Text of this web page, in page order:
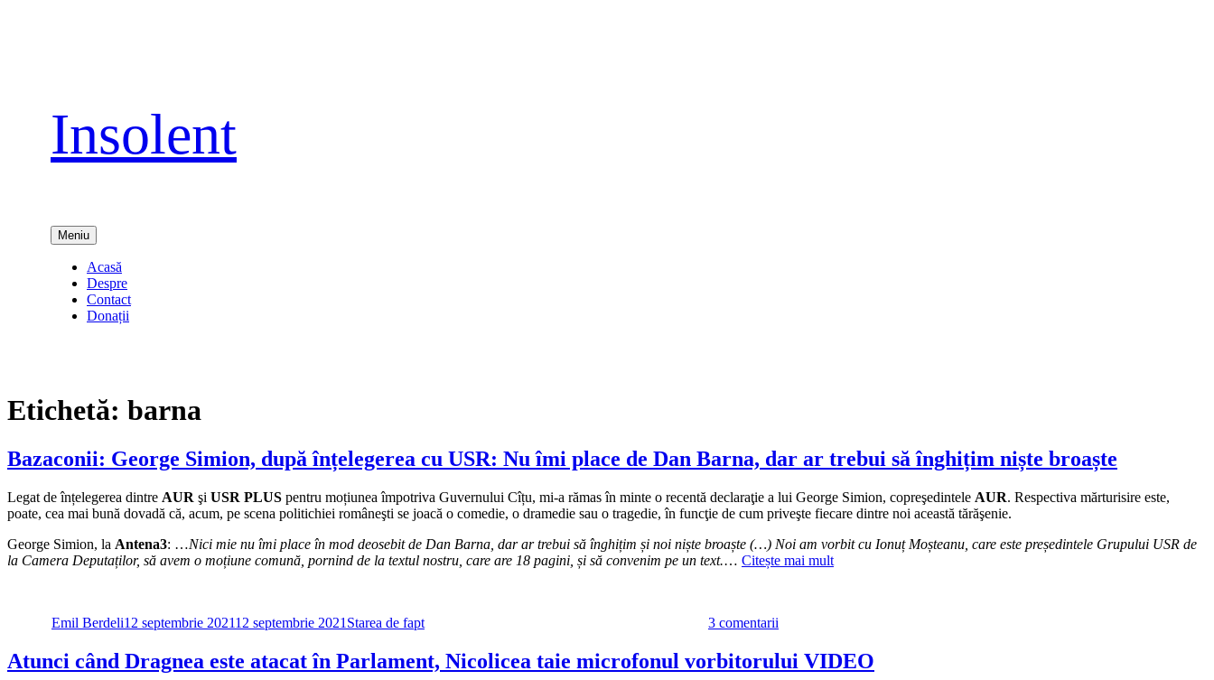
Insolent
Meniu
Acasă
Despre
Contact
Donații
Etichetă: barna
Bazaconii: George Simion, după înțelegerea cu USR: Nu îmi place de Dan Barna, dar ar trebui să înghițim niște broaște
Legat de înțelegerea dintre AUR şi USR PLUS pentru moțiunea împotriva Guvernului Cîțu, mi-a rămas în minte o recentă declaraţie a lui George Simion, copreşedintele AUR. Respectiva mărturisire este,
poate, cea mai bună dovadă că, acum, pe scena politichiei româneşti se joacă o comedie, o dramedie sau o tragedie, în funcţie de cum priveşte fiecare dintre noi această tărăşenie.
George Simion, la Antena3: …Nici mie nu îmi place în mod deosebit de Dan Barna, dar ar trebui să înghițim și noi niște broaște (…) Noi am vorbit cu Ionuț Moșteanu, care este președintele Grupului USR de
la Camera Deputaților, să avem o moțiune comună, pornind de la textul nostru, care are 18 pagini, și să convenim pe un text.… Citește mai mult
Emil Berdeli12 septembrie 202112 septembrie 2021 Starea de fapt 3 comentarii
după
înțelegerea
Atunci când Dragnea este atacat în Parlament, Nicolicea taie microfonul vorbitorului VIDEO